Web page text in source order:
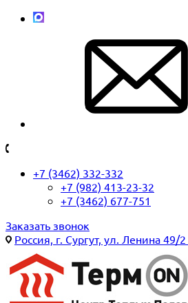
+7 (3462) 332-332
+7 (982) 413-23-32
+7 (3462) 677-751
Заказать звонок
Россия, г. Сургут, ул. Ленина